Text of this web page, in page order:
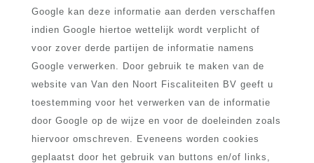
Google kan deze informatie aan derden verschaffen
indien Google hiertoe wettelijk wordt verplicht of
voor zover derde partijen de informatie namens
Google verwerken. Door gebruik te maken van de
website van Van den Noort Fiscaliteiten BV geeft u
toestemming voor het verwerken van de informatie
door Google op de wijze en voor de doeleinden zoals
hiervoor omschreven. Eveneens worden cookies
geplaatst door het gebruik van buttons en/of links,